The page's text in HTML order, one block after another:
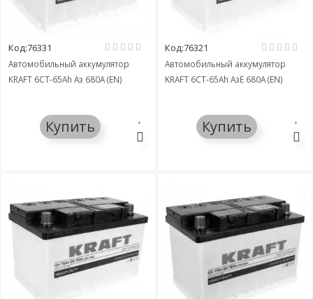
Код:76331
Автомобильный аккумулятор
KRAFT 6СТ-65Ah Аз 680A (EN)
Купить
Код:76321
Автомобильный аккумулятор
KRAFT 6СТ-65Ah АзЕ 680A (EN)
Купить